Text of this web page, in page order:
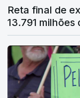
Reta final de
13.791